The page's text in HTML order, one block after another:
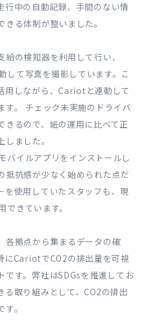
行中の自動記録、手間のない情
る体制が整いました。
の検知器を利用して行い、
て写真を撮影しています。こ
用しながら、Cariotと連動して
す。 チェック未実施のドライバ
きるので、紙の運用に比べて正
ました。
イルアプリをインストールし
抵抗感が少なく始められた点だ
を使用していたスタッフも、現
きています。
各拠点から集まるデータの確
にCariotでCO2の排出量を可視
です。弊社はSDGsを推進してお
る取り組みとして、CO2の排出
。